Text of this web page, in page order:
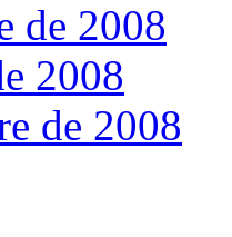
de 2008
2008
de 2008